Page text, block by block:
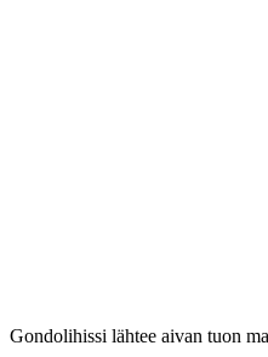
Gondolihissi lähtee aivan tuon